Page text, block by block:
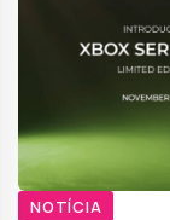
NOTÍCIA